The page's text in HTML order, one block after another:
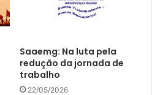
Saaemg: Na luta pela
redução da jornada de
trabalho
22/05/2026